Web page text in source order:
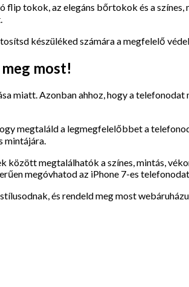
tokok, az elegáns bőrtokok és a
készüléked számára a megfelelő
most!
miatt. Azonban ahhoz, hogy a
megtaláld a legmegfelelőbbet a
mintájára.
között megtalálhatók a színes, mintás,
megóvhatod az iPhone 7-es
és rendeld meg most